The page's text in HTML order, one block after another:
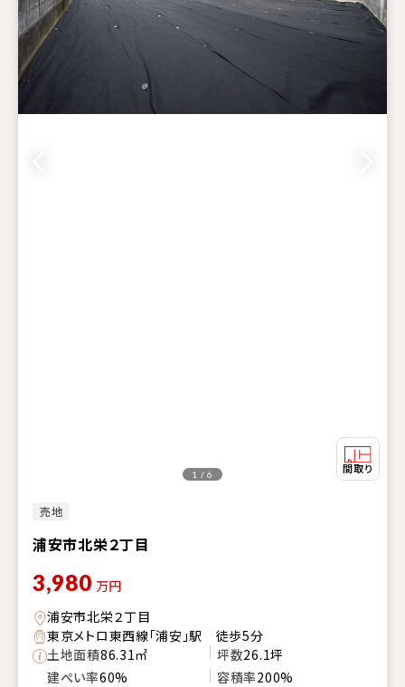
売地
浦安市北栄２丁目
1 / 6
3,980 万円
浦安市北栄２丁目
東京メトロ東西線「浦安」駅 徒歩5分
土地面積86.31㎡ 坪数26.1坪
建ぺい率60% 容積率200%